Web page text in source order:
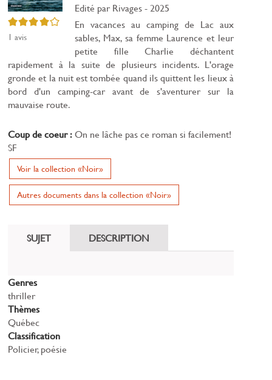
4/5
1 avis
Edité par Rivages- 2025
En vacances au camping de Lac aux
sables, Max, sa femme Laurence et leur
petite fille Charlie déchantent
rapidement à la suite de plusieurs incidents. L'orage
gronde et la nuit est tombée quand ils quittent les lieux à
bord d'un camping-car avant de s'aventurer sur la
mauvaise route.
Coup de coeur :On ne lâche pas ce roman si facilement!
SF
Voir la collection «Noir»
Autres documents dans la collection «Noir»
SUJET DESCRIPTION
Genres
thriller
Thèmes
Québec
Classification
Policier, poésie